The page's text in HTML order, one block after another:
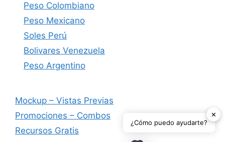
Peso Colombiano
Peso Mexicano
Soles Perú
Bolivares Venezuela
Peso Argentino
Mockup – Vistas Previas
Promociones – Combos
Recursos Gratis
✕
¿Cómo puedo ayudarte?